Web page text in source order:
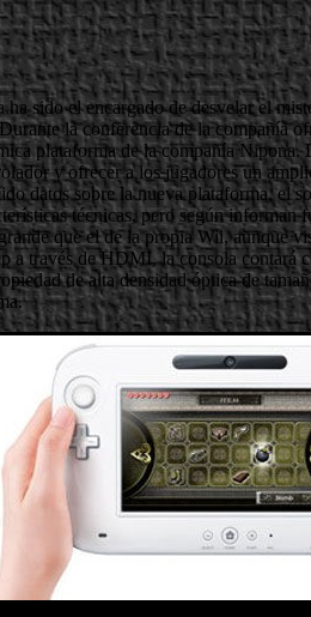
ha sido el encargado de desvelar el
la conferencia de la compañía
plataforma de la compañía Nipona.
y ofrecer a los jugadores un
datos sobre la nueva plataforma, el
técnicas, pero según informan
que el de la propia Wii, aunque
a través de HDMI, la consola contará
de alta densidad óptica de